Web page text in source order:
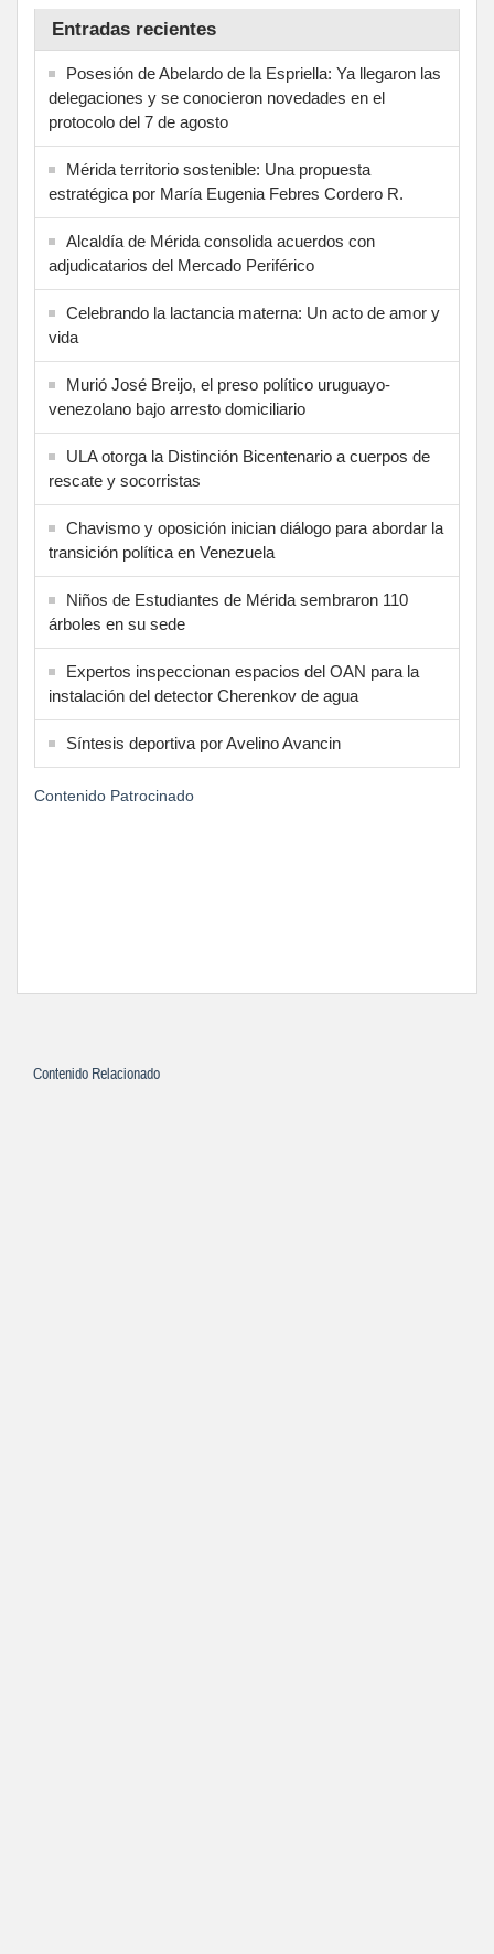
Entradas recientes
Posesión de Abelardo de la Espriella: Ya llegaron las
delegaciones y se conocieron novedades en el
protocolo del 7 de agosto
Mérida territorio sostenible: Una propuesta
estratégica por María Eugenia Febres Cordero R.
Alcaldía de Mérida consolida acuerdos con
adjudicatarios del Mercado Periférico
Celebrando la lactancia materna: Un acto de amor y
vida
Murió José Breijo, el preso político uruguayo-
venezolano bajo arresto domiciliario
ULA otorga la Distinción Bicentenario a cuerpos de
rescate y socorristas
Chavismo y oposición inician diálogo para abordar la
transición política en Venezuela
Niños de Estudiantes de Mérida sembraron 110
árboles en su sede
Expertos inspeccionan espacios del OAN para la
instalación del detector Cherenkov de agua
Síntesis deportiva por Avelino Avancin
Contenido Patrocinado
Contenido Relacionado